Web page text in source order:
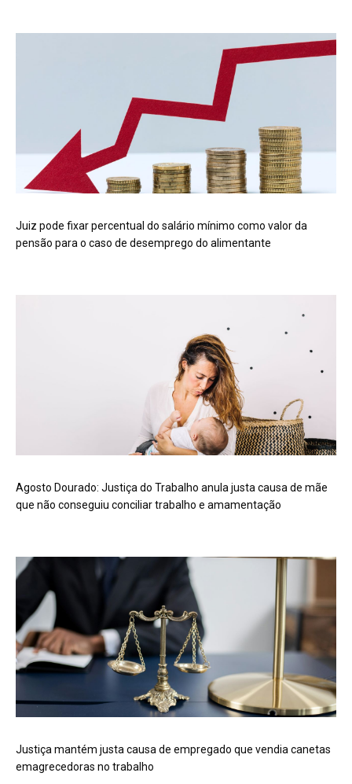
Juiz pode fixar percentual do salário mínimo como valor da
pensão para o caso de desemprego do alimentante
Agosto Dourado: Justiça do Trabalho anula justa causa de mãe
que não conseguiu conciliar trabalho e amamentação
Justiça mantém justa causa de empregado que vendia canetas
emagrecedoras no trabalho